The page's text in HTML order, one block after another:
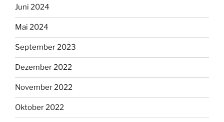
Juni 2024
Mai 2024
September 2023
Dezember 2022
November 2022
Oktober 2022